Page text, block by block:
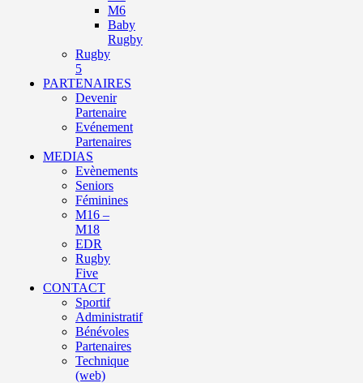
M6
Baby
Rugby
Rugby
5
PARTENAIRES
Devenir
Partenaire
Evénement
Partenaires
MEDIAS
Evènements
Seniors
Féminines
M16 –
M18
EDR
Rugby
Five
CONTACT
Sportif
Administratif
Bénévoles
Partenaires
Technique
(web)